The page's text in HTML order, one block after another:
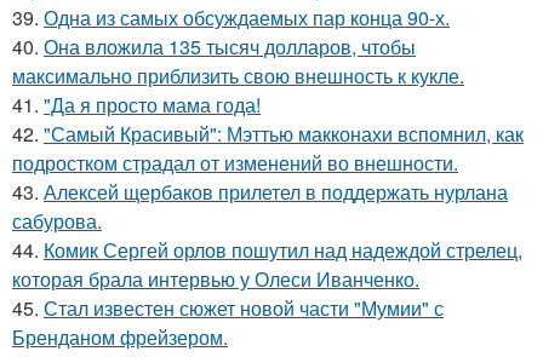
39. Одна из самых обсуждаемых пар конца 90-х.
40. Она вложила 135 тысяч долларов, чтобы
максимально приблизить свою внешность к кукле.
41. "Да я просто мама года!
42. "Самый Красивый": Мэттью макконахи вспомнил, как
подростком страдал от изменений во внешности.
43. Алексей щербаков прилетел в поддержать нурлана
сабурова.
44. Комик Сергей орлов пошутил над надеждой стрелец,
которая брала интервью у Олеси Иванченко.
45. Стал известен сюжет новой части "Мумии" с
Бренданом фрейзером.